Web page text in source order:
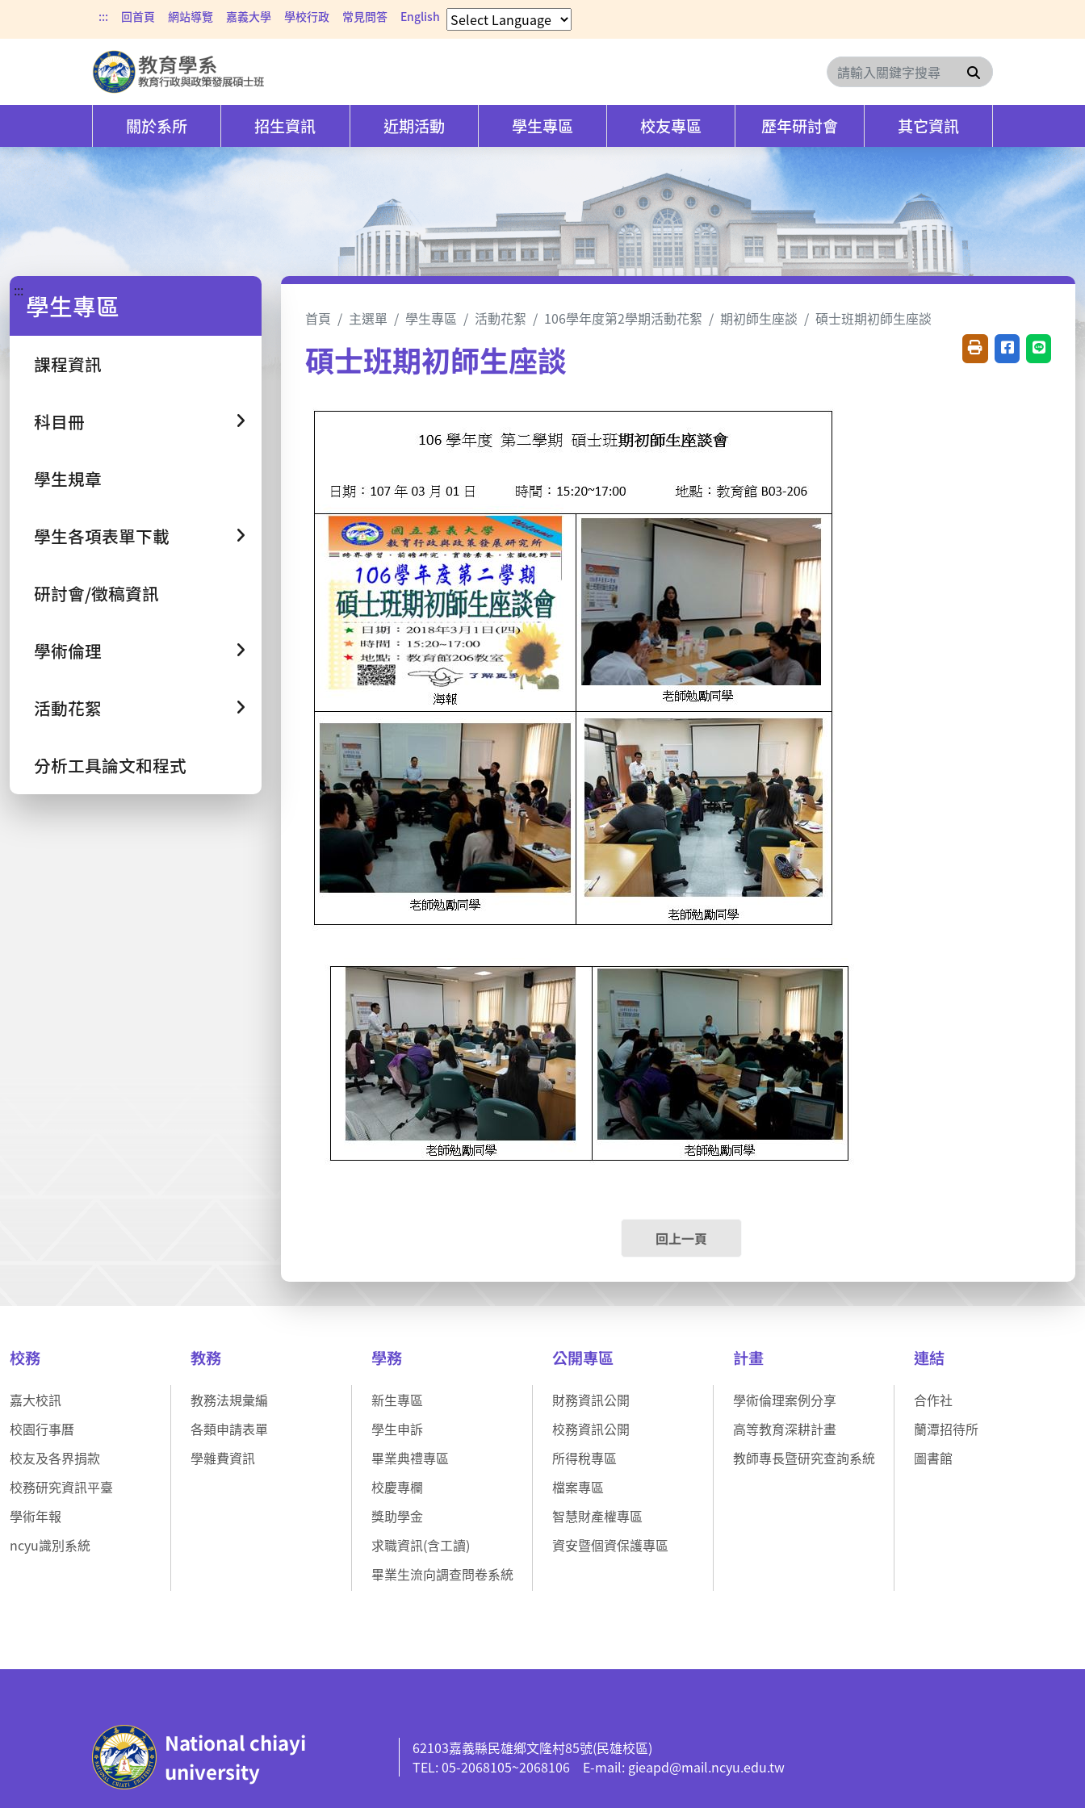
::: 回首頁 網站導覽 嘉義大學 學校行政 常見問答 English
搜尋
關於系所 招生資訊 近期活動 學生專區 校友專區 歷年研討會 其它資訊
::: 學生專區
課程資訊
科目冊
學生規章
學生各項表單下載
研討會/徵稿資訊
學術倫理
活動花絮
分析工具論文和程式
首頁 主選單 學生專區 活動花絮 106學年度第2學期活動花絮 期初師生座談 碩士班期初師生座談
碩士班期初師生座談 友善列印(開新視窗)
分享至臉書(
分享至
回上一頁
校務
嘉大校訊
校園行事曆
校友及各界捐款
校務研究資訊平臺
學術年報
ncyu識別系統
教務
教務法規彙編
各類申請表單
學雜費資訊
學務
新生專區
學生申訴
畢業典禮專區
校慶專欄
獎助學金
求職資訊(含工讀)
畢業生流向調查問卷系統
公開專區
財務資訊公開
校務資訊公開
所得稅專區
檔案專區
智慧財產權專區
資安暨個資保護專區
計畫
學術倫理案例分享
高等教育深耕計畫
教師專長暨研究查詢系統
連結
合作社
蘭潭招待所
圖書館
National chiayi
university
62103嘉義縣民雄鄉文隆村85號(民雄校區)
TEL: 05-2068105~2068106 E-mail: gieapd@mail.ncyu.edu.tw